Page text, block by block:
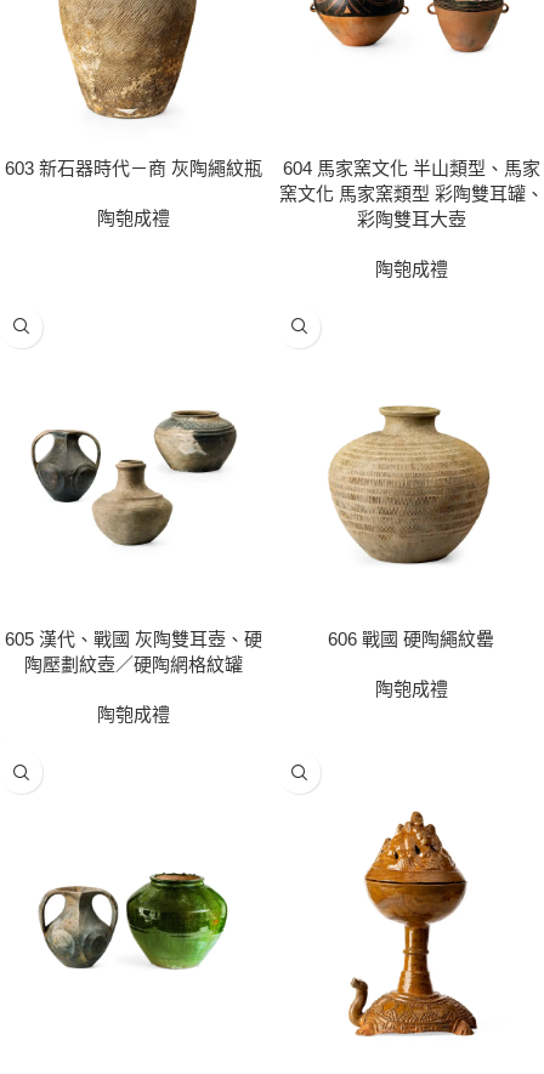
603 新石器時代－商 灰陶繩紋瓶
陶匏成禮
604 馬家窯文化 半山類型、馬家
窯文化 馬家窯類型 彩陶雙耳罐、
彩陶雙耳大壺
陶匏成禮
605 漢代、戰國 灰陶雙耳壺、硬
陶壓劃紋壺／硬陶網格紋罐
陶匏成禮
606 戰國 硬陶繩紋罍
陶匏成禮